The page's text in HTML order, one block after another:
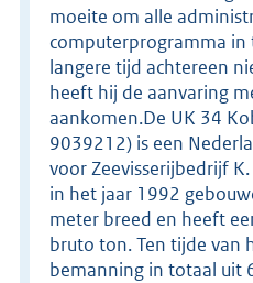
moeite om alle
computerprogramma in
langere tijd achtereen
heeft hij de aanvaring
aankomen.De UK 34
9039212) is een
voor Zeevisserijbedrijf K.
in het jaar 1992
meter breed en heeft
bruto ton. Ten tijde van
bemanning in totaal uit